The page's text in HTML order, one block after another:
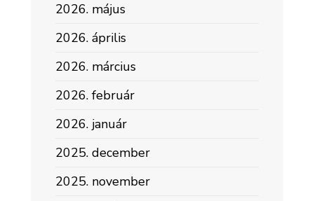
2026. május
2026. április
2026. március
2026. február
2026. január
2025. december
2025. november